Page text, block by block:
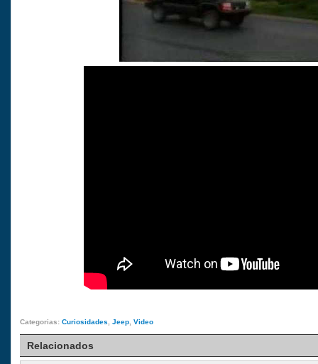
Categorias: Curiosidades Jeep Video
Relacionados